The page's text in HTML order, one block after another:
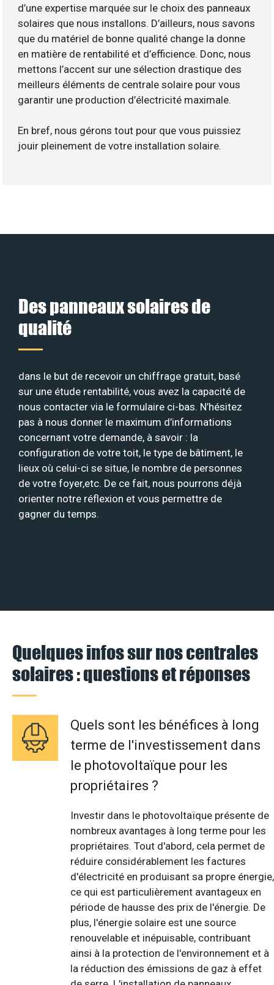
d’une expertise marquée sur le choix des panneaux
solaires que nous installons. D’ailleurs, nous savons
que du matériel de bonne qualité change la donne
en matière de rentabilité et d’efficience. Donc, nous
mettons l’accent sur une sélection drastique des
meilleurs éléments de centrale solaire pour vous
garantir une production d’électricité maximale.
En bref, nous gérons tout pour que vous puissiez
jouir pleinement de votre installation solaire.
Des panneaux solaires de
qualité
dans le but de recevoir un chiffrage gratuit, basé
sur une étude rentabilité, vous avez la capacité de
nous contacter via le formulaire ci-bas. N’hésitez
pas à nous donner le maximum d’informations
concernant votre demande, à savoir : la
configuration de votre toit, le type de bâtiment, le
lieux où celui-ci se situe, le nombre de personnes
de votre foyer,etc. De ce fait, nous pourrons déjà
orienter notre réflexion et vous permettre de
gagner du temps.
Quelques infos sur nos centrales
solaires : questions et réponses
Quels sont les bénéfices à long
terme de l'investissement dans
le photovoltaïque pour les
propriétaires ?
Investir dans le photovoltaïque présente de
nombreux avantages à long terme pour les
propriétaires. Tout d'abord, cela permet de
réduire considérablement les factures
d'électricité en produisant sa propre énergie,
ce qui est particulièrement avantageux en
période de hausse des prix de l'énergie. De
plus, l'énergie solaire est une source
renouvelable et inépuisable, contribuant
ainsi à la protection de l'environnement et à
la réduction des émissions de gaz à effet